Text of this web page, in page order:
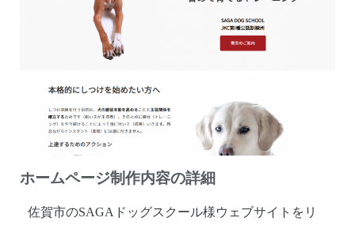
ホームページ制作内容の詳細
佐賀市のSAGAドッグスクール様ウェブサイトをリ